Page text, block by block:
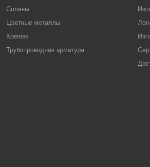
Сплавы
Цветные металлы
Крепеж
Трубопроводная арматура